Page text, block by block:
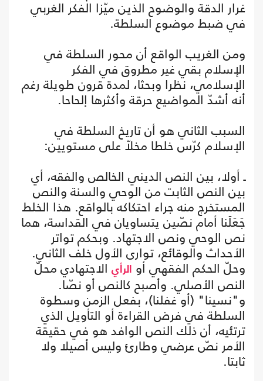
غرار الدقة والوضوح الذين ميّزا الفكر الغربي
في ضبط موضوع السلطة.
ومن الغريب الواقع أن محور السلطة في
الإسلام بقي غير مطروق في الفكر
الإسلامي، نظرا وبحثا، لمدة قرون طويلة رغم
أنه أشدّ المواضيع حرقة وأكثرها إلحاحا.
السبب الثاني هو أن تاريخ السلطة في
الإسلام كرّس خلطا مخلاّ على مستويين:
ـ أولا، بين النص الديني الخالص والفقه، أي
بين النص الثابت من الوحي والسنة والنص
المستخرج منه جراء احتكاكه بالواقع. هذا الخلط
جَعَلَنا أمام نصّين يتساويان في القداسة، هما
نص الوحي ونص الاجتهاد. وبحكم تواتر
الأحداث والوقائع، توارى الأول خلف الثاني.
وحلّ الحكم الفقهي أو الرأي الاجتهادي محلّ
النص الأصلي. وأصبح كالنص أو نصّا.
و"نسينا" (أو غفلنا)، بفعل الزمن وسطوة
السلطة في فرض القراءة أو التأويل الذي
ترتئيه، أن ذلك النص الوافد هو في حقيقة
الأمر نصّ عرضي وطارئ وليس أصيلا ولا
ثابتا.